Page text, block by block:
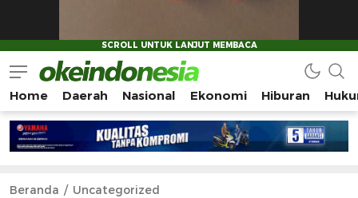
Okeindonesia.Online
Mengonlinekan Indonesia Secara Utuh
Home Daerah Nasional Ekonomi Hiburan
Beranda Uncategorized